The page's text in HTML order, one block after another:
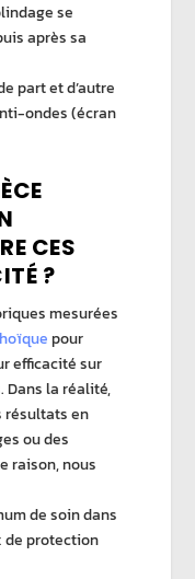
se
après sa
part et d’autre
ondes (écran
CES
?
mesurées
pour
efficacité sur
Dans la réalité,
résultats en
ou des
raison, nous
de soin dans
protection